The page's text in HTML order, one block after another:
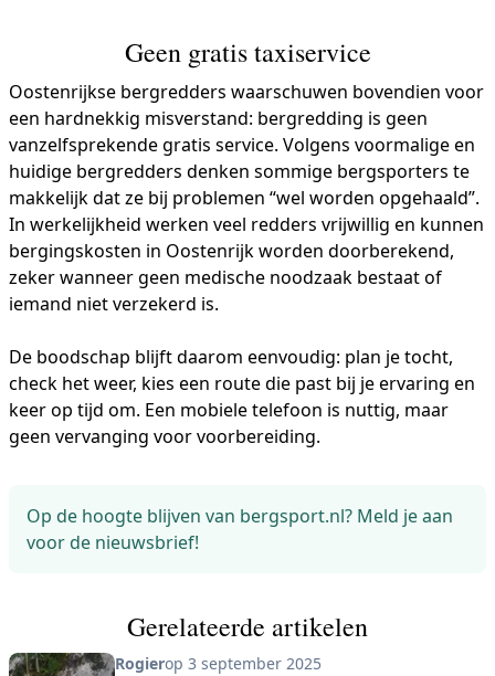
Geen gratis taxiservice
Oostenrijkse bergredders waarschuwen bovendien voor
een hardnekkig misverstand: bergredding is geen
vanzelfsprekende gratis service. Volgens voormalige en
huidige bergredders denken sommige bergsporters te
makkelijk dat ze bij problemen “wel worden opgehaald”.
In werkelijkheid werken veel redders vrijwillig en kunnen
bergingskosten in Oostenrijk worden doorberekend,
zeker wanneer geen medische noodzaak bestaat of
iemand niet verzekerd is.
De boodschap blijft daarom eenvoudig: plan je tocht,
check het weer, kies een route die past bij je ervaring en
keer op tijd om. Een mobiele telefoon is nuttig, maar
geen vervanging voor voorbereiding.
Op de hoogte blijven van bergsport.nl? Meld je aan
voor de nieuwsbrief!
Gerelateerde artikelen
Rogierop 3 september 2025